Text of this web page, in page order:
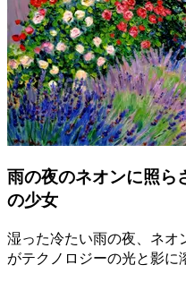
雨の夜のネオンに照ら
の少女
湿った冷たい雨の夜、ネオ
がテクノロジーの光と影に